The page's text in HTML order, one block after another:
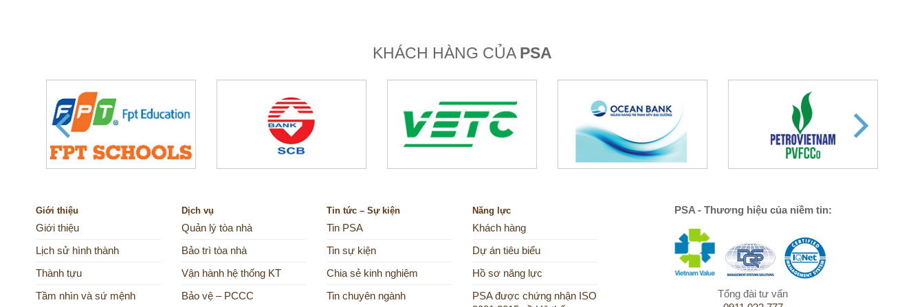
KHÁCH HÀNG CỦA PSA
Giới thiệu
Giới thiệu
Lịch sử hình thành
Thành tựu
Tầm nhìn và sứ mệnh
Dịch vụ
Quản lý tòa nhà
Bảo trì tòa nhà
Vận hành hệ thống KT
Bảo vệ – PCCC
Tin tức – Sự kiện
Tin PSA
Tin sự kiện
Chia sẻ kinh nghiệm
Tin chuyên ngành
Năng lực
Khách hàng
Dự án tiêu biểu
Hồ sơ năng lực
PSA được chứng nhận ISO
PSA - Thương hiệu của niềm tin:
Tổng đài tư vấn